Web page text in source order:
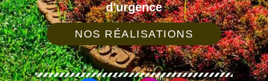
d'urgence
NOS RÉALISATIONS